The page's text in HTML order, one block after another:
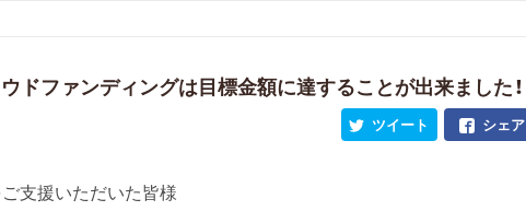
ドファンディングは目標金額に達することが出来ました！
シェア
ツイート
支援いただいた皆様